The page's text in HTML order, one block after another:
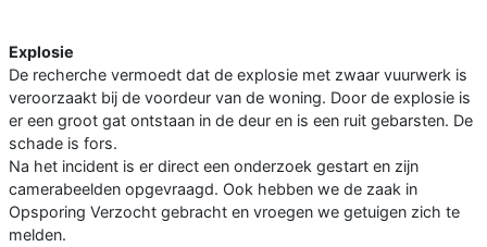
Explosie
De recherche vermoedt dat de explosie met zwaar vuurwerk is
veroorzaakt bij de voordeur van de woning. Door de explosie is
er een groot gat ontstaan in de deur en is een ruit gebarsten. De
schade is fors.
Na het incident is er direct een onderzoek gestart en zijn
camerabeelden opgevraagd. Ook hebben we de zaak in
Opsporing Verzocht gebracht en vroegen we getuigen zich te
melden.